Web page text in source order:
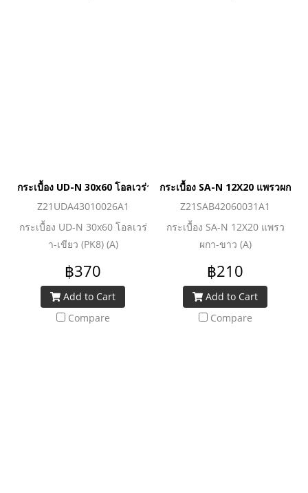
กระเบื้อง UD-N 30x60 โอลเวร่า-เขียว (PK8) (A)
Z21UDA43010026A1
กระเบื้อง UD-N 30x60 โอลเวร่
า-เขียว (PK8) (A)
฿370
Add to Cart
Compare
กระเบื้อง SA-N 12X20 แพรวผกา-
Z21SAB42060031A1
กระเบื้อง SA-N 12X20 แพรว
ผกา-ขาว (A)
฿210
Add to Cart
Compare